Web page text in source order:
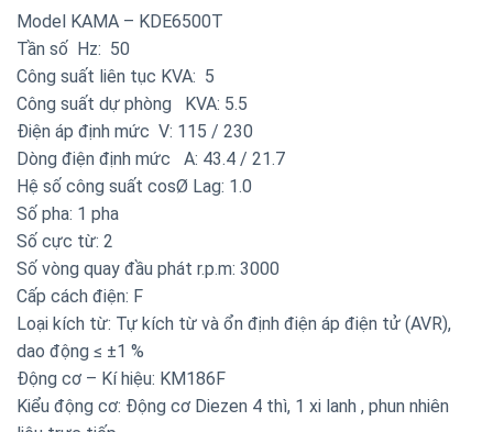
Model KAMA – KDE6500T
Tần số Hz: 50
Công suất liên tục KVA: 5
Công suất dự phòng KVA: 5.5
Điện áp định mức V: 115 / 230
Dòng điện định mức A: 43.4 / 21.7
Hệ số công suất cosØ Lag: 1.0
Số pha: 1 pha
Số cực từ: 2
Số vòng quay đầu phát r.p.m: 3000
Cấp cách điện: F
Loại kích từ: Tự kích từ và ổn định điện áp điện tử (AVR),
dao động ≤ ±1 %
Động cơ – Kí hiệu: KM186F
Kiểu động cơ: Động cơ Diezen 4 thì, 1 xi lanh , phun nhiên